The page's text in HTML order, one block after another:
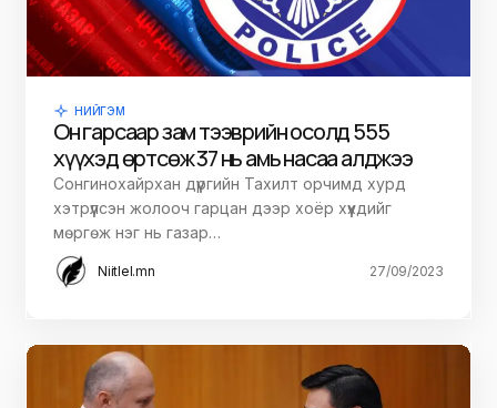
НИЙГЭМ
Он гарсаар зам тээврийн осолд 555
хүүхэд өртсөж 37 нь амь насаа алджээ
Сонгинохайрхан дүүргийн Тахилт орчимд хурд
хэтрүүлсэн жолооч гарцан дээр хоёр хүүхдийг
мөргөж нэг нь газар…
Niitlel.mn 27/09/2023